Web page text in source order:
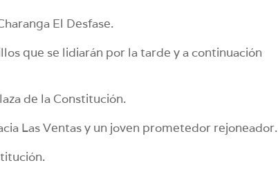
El Desfase.
que se lidiarán por la tarde y a continuación
de la Constitución.
Las Ventas y un joven prometedor rejoneador.